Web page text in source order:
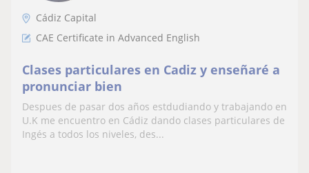
Cádiz Capital
CAE Certificate in Advanced English
Clases particulares en Cadiz y enseñaré a
pronunciar bien
Despues de pasar dos años estdudiando y trabajando en
U.K me encuentro en Cádiz dando clases particulares de
Ingés a todos los niveles, des...